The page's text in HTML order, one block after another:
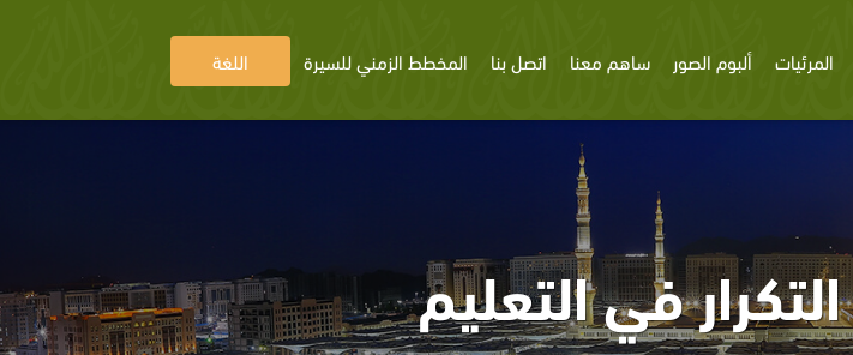
المرئيات ألبوم الصور ساهم معنا اتصل بنا المخطط الزمني للسيرة اللغة